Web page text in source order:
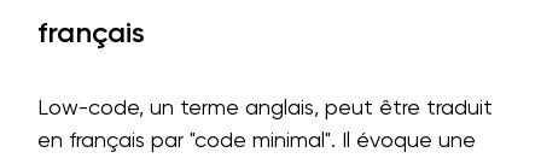
français
Low-code, un terme anglais, peut être traduit
en français par "code minimal". Il évoque une